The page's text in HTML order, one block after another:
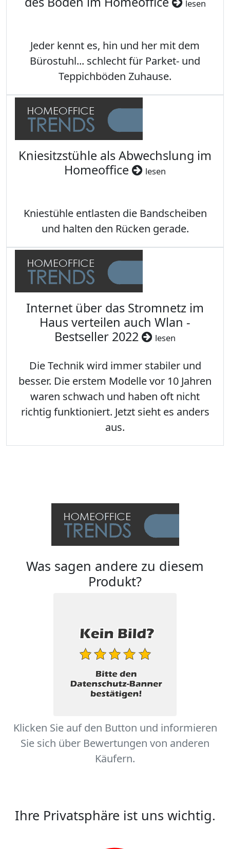
lesen
Jeder kennt es, hin und her mit dem
Bürostuhl... schlecht für Parket- und
Teppichböden Zuhause.
Kniesitzstühle als Abwechslung im
Homeoffice
lesen
Kniestühle entlasten die Bandscheiben
und halten den Rücken gerade.
Internet über das Stromnetz im
Haus verteilen auch Wlan -
Bestseller 2022
lesen
Die Technik wird immer stabiler und
besser. Die erstem Modelle vor 10 Jahren
waren schwach und haben oft nicht
richtig funktioniert. Jetzt sieht es anders
aus.
Was sagen andere zu diesem
Produkt?
Klicken Sie auf den Button und informieren
Sie sich über Bewertungen von anderen
Käufern.
Ihre Privatsphäre ist uns wichtig.